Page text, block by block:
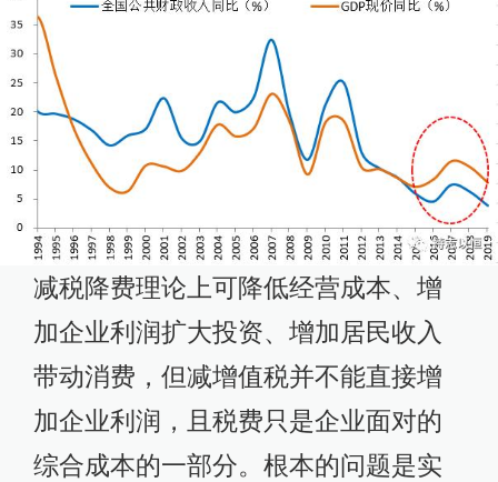
减税降费理论上可降低经营成本、增
加企业利润扩大投资、增加居民收入
带动消费，但减增值税并不能直接增
加企业利润，且税费只是企业面对的
综合成本的一部分。根本的问题是实